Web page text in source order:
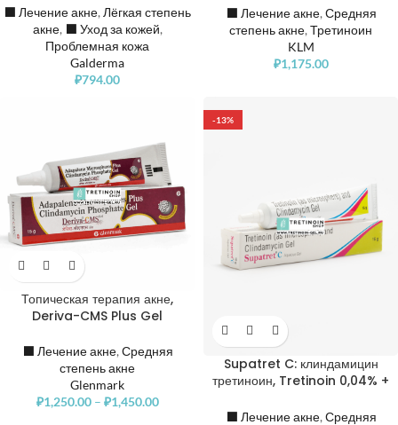
⬛️ Лечение акне, Лёгкая степень
акне, ⬛️ Уход за кожей,
Проблемная кожа
Galderma
₽794.00
Gel, Adapalene 0,1% +
Clindamycin 1%
⬛️ Лечение акне, Средняя
степень акне, Третиноин
KLM
₽1,175.00
Топическая терапия акне,
Deriva-CMS Plus Gel
⬛️ Лечение акне, Средняя
степень акне
Glenmark
₽1,250.00 – ₽1,450.00
-13%
Supatret C: клиндамицин
третиноин, Tretinoin 0,04% +
⬛️ Лечение акне, Средняя